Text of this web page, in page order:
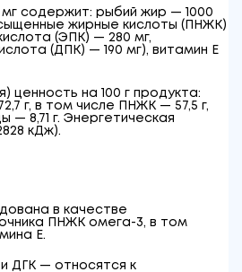
мг содержит: рыбий жир — 1000
жирные кислоты (ПНЖК)
(ЭПК) — 280 мг,
(ДПК) — 190 мг), витамин Е
ценность на 100 г продукта:
г, в том числе ПНЖК — 57,5 г,
— 8,71 г. Энергетическая
кДж).
в качестве
ПНЖК омега-3, в том
Е.
ДГК — относятся к